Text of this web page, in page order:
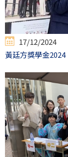
17/12/2024
黃廷方獎學金2024